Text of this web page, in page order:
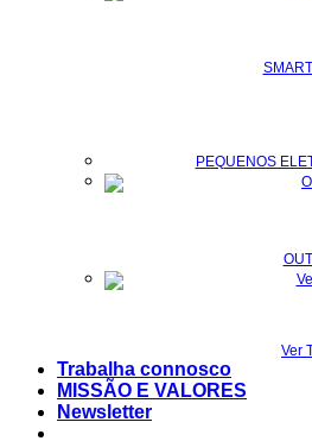
PEQUENOS
Ver
Trabalha connosco
MISSÃO E VALORES
Newsletter